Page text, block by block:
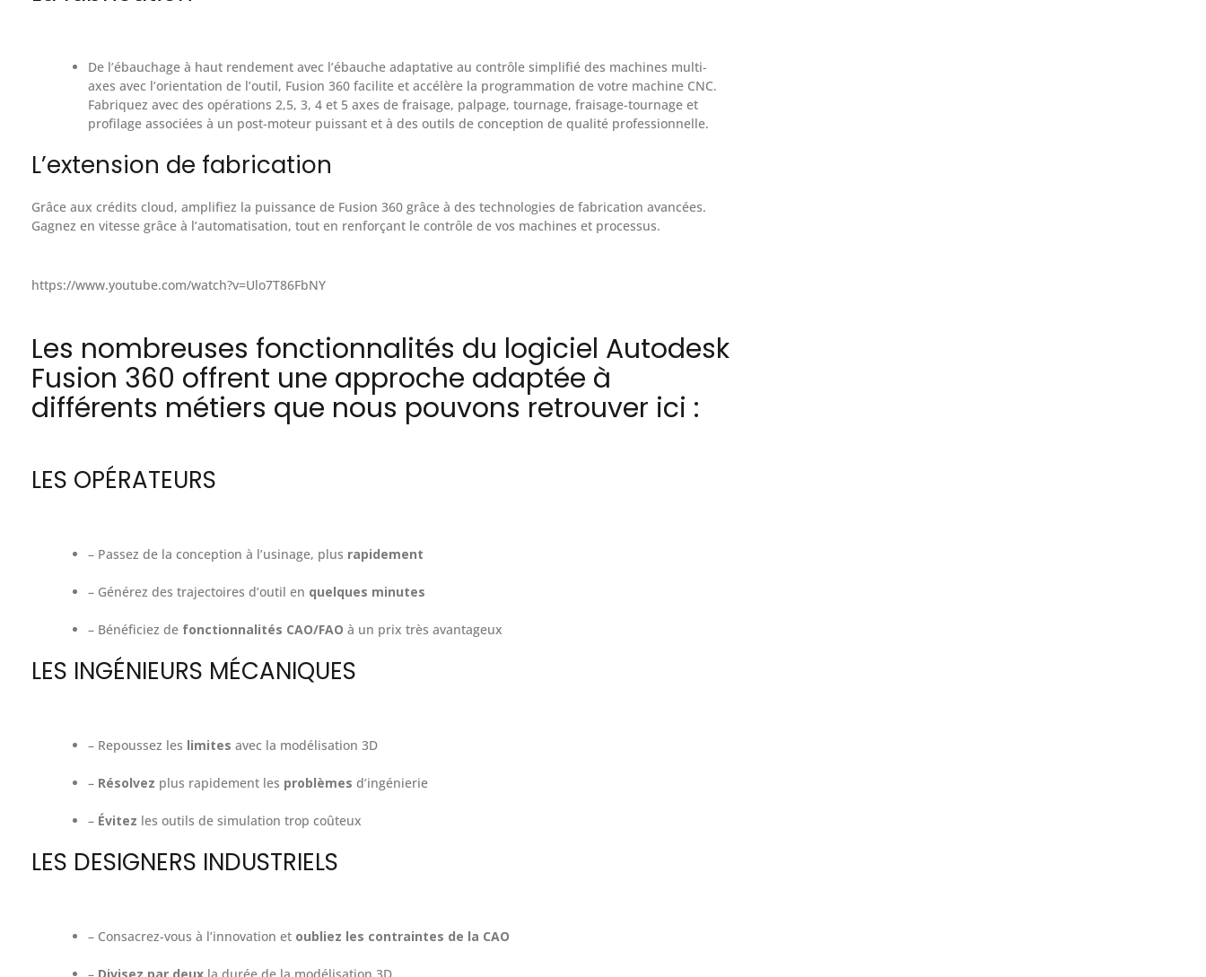
De l’ébauchage à haut rendement avec l’ébauche adaptative au contrôle simplifié des machines multi-
axes avec l’orientation de l’outil, Fusion 360 facilite et accélère la programmation de votre machine CNC.
Fabriquez avec des opérations 2,5, 3, 4 et 5 axes de fraisage, palpage, tournage, fraisage-tournage et
profilage associées à un post-moteur puissant et à des outils de conception de qualité professionnelle.
L’extension de fabrication
Grâce aux crédits cloud, amplifiez la puissance de Fusion 360 grâce à des technologies de fabrication avancées.
Gagnez en vitesse grâce à l’automatisation, tout en renforçant le contrôle de vos machines et processus.
https://www.youtube.com/watch?v=Ulo7T86FbNY
Les nombreuses fonctionnalités du logiciel Autodesk
Fusion 360 offrent une approche adaptée à
différents métiers que nous pouvons retrouver ici :
LES OPÉRATEURS
– Passez de la conception à l’usinage, plus rapidement
– Générez des trajectoires d’outil en quelques minutes
– Bénéficiez de fonctionnalités CAO/FAO à un prix très avantageux
LES INGÉNIEURS MÉCANIQUES
– Repoussez les limites avec la modélisation 3D
– Résolvez plus rapidement les problèmes d’ingénierie
– Évitez les outils de simulation trop coûteux
LES DESIGNERS INDUSTRIELS
– Consacrez-vous à l’innovation et oubliez les contraintes de la CAO